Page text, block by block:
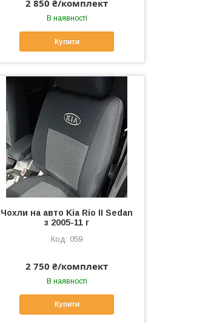
2 850 ₴/комплект
В наявності
Купити
Чохли на авто Kia Rio II Sedan
з 2005-11 г
059
2 750 ₴/комплект
В наявності
Купити